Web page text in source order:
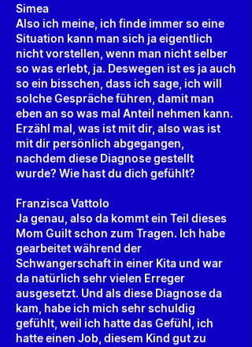
Simea
Also ich meine, ich finde immer so eine
Situation kann man sich ja eigentlich
nicht vorstellen, wenn man nicht selber
so was erlebt, ja. Deswegen ist es ja auch
so ein bisschen, dass ich sage, ich will
solche Gespräche führen, damit man
eben an so was mal Anteil nehmen kann.
Erzähl mal, was ist mit dir, also was ist
mit dir persönlich abgegangen,
nachdem diese Diagnose gestellt
wurde? Wie hast du dich gefühlt?
Franzisca Vattolo
Ja genau, also da kommt ein Teil dieses
Mom Guilt schon zum Tragen. Ich habe
gearbeitet während der
Schwangerschaft in einer Kita und war
da natürlich sehr vielen Erreger
ausgesetzt. Und als diese Diagnose da
kam, habe ich mich sehr schuldig
gefühlt, weil ich hatte das Gefühl, ich
hatte einen Job, diesem Kind gut zu